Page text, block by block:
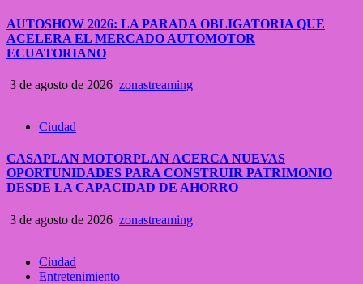
AUTOSHOW 2026: LA PARADA OBLIGATORIA QUE
ACELERA EL MERCADO AUTOMOTOR
ECUATORIANO
3 de agosto de 2026 zonastreaming
Ciudad
CASAPLAN MOTORPLAN ACERCA NUEVAS
OPORTUNIDADES PARA CONSTRUIR PATRIMONIO
DESDE LA CAPACIDAD DE AHORRO
3 de agosto de 2026 zonastreaming
Ciudad
Entretenimiento